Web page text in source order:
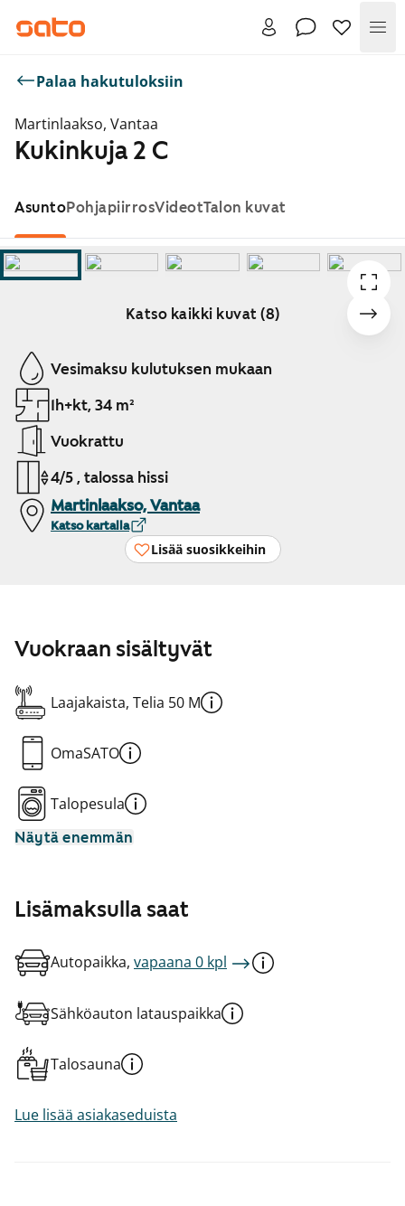
Palaa hakutuloksiin
Martinlaakso, Vantaa
Kukinkuja 2 C
AsuntoPohjapiirrosVideotTalon kuvat
Katso kaikki kuvat (8)
Näytetään dia 1 / 8
Vesimaksu kulutuksen mukaan
1h+kt, 34 m²
Vuokrattu
4/5 , talossa hissi
Martinlaakso, Vantaa
Katso kartalla
Lisää suosikkeihin
Vuokraan sisältyvät
Laajakaista, Telia 50 M
OmaSATO
Talopesula
Näytä enemmän
Lisämaksulla saat
Autopaikka, vapaana 0 kpl
Sähköauton latauspaikka
Talosauna
Lue lisää asiakaseduista